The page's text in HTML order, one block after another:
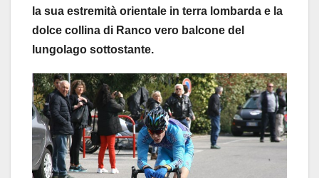
la sua estremità orientale in terra lombarda e la
dolce collina di Ranco vero balcone del
lungolago sottostante.